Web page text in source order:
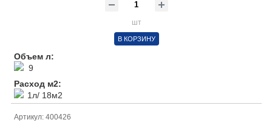
шт
В КОРЗИНУ
Объем л:
9
Расход м2:
1л/ 18м2
Артикул: 400426